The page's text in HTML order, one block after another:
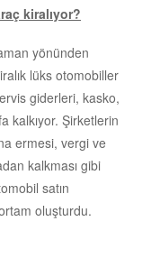
kiralıyor?
yönünden
lüks otomobiller
giderleri, kasko,
kalkıyor. Şirketlerin
ermesi, vergi ve
kalkması gibi
satın
oluşturdu.